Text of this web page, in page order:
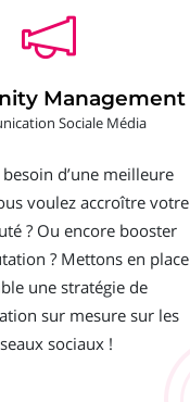
Management
Sociale Média
d’une meilleure
voulez accroître votre
? Ou encore booster
? Mettons en place
une stratégie de
sur mesure sur les
sociaux !